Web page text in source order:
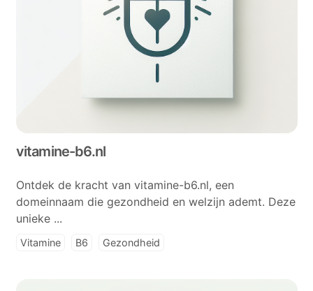
vitamine-b6.nl
Ontdek de kracht van vitamine-b6.nl, een
domeinnaam die gezondheid en welzijn ademt. Deze
unieke ...
Vitamine B6 Gezondheid